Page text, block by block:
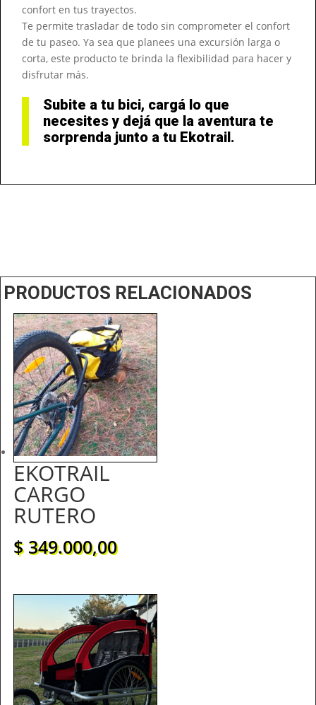
confort en tus trayectos.
Te permite trasladar de todo sin comprometer el confort
de tu paseo. Ya sea que planees una excursión larga o
corta, este producto te brinda la flexibilidad para hacer y
disfrutar más.
Subite a tu bici, cargá lo que
necesites y dejá que la aventura te
sorprenda junto a tu Ekotrail.
PRODUCTOS RELACIONADOS
EKOTRAIL
CARGO
RUTERO
$349.000,00